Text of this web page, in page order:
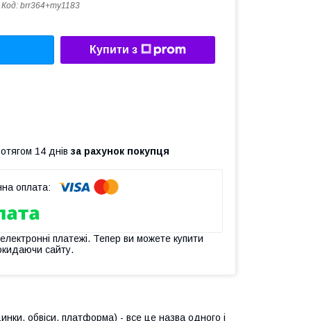
Код: brr364+my1183
Купити з
14 днів за рахунок покупця
платежі. Тепер ви можете купити
сайту.
обвіси, платформа) - все це назва одного і